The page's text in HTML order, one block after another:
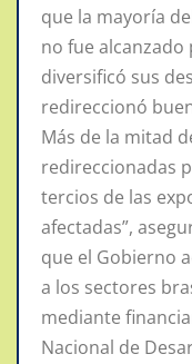
que la mayoría
no fue alcanzado
diversificó sus
redireccionó
Más de la mitad
redireccionadas
tercios de las
afectadas”,
que el Gobierno
a los sectores
mediante
Nacional de